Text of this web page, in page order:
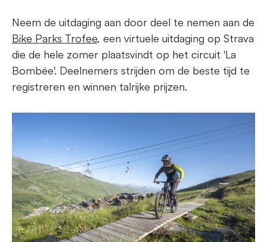
Neem de uitdaging aan door deel te nemen aan de
Bike Parks Trofee, een virtuele uitdaging op Strava
die de hele zomer plaatsvindt op het circuit 'La
Bombée'. Deelnemers strijden om de beste tijd te
registreren en winnen talrijke prijzen.